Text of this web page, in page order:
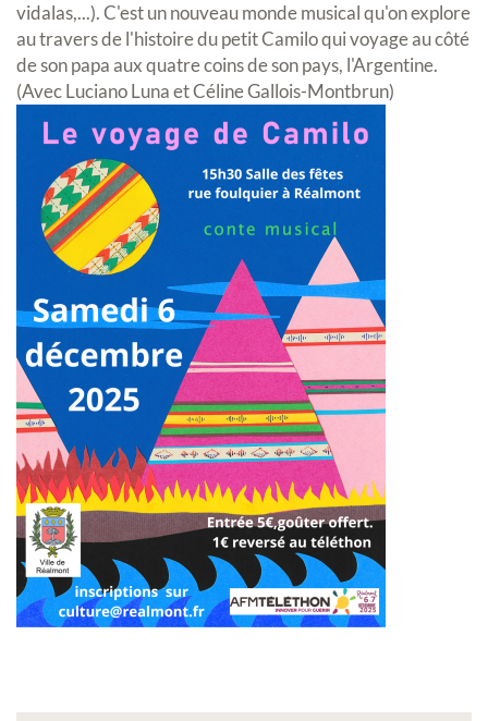
vidalas,...). C'est un nouveau monde musical qu'on explore
au travers de l'histoire du petit Camilo qui voyage au côté
de son papa aux quatre coins de son pays, l'Argentine.
(Avec Luciano Luna et Céline Gallois-Montbrun)